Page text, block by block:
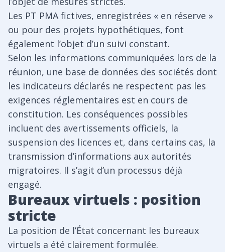
Les PT PMA fictives, enregistrées « en réserve »
ou pour des projets hypothétiques, font
également l’objet d’un suivi constant.
Selon les informations communiquées lors de la
réunion, une base de données des sociétés dont
les indicateurs déclarés ne respectent pas les
exigences réglementaires est en cours de
constitution. Les conséquences possibles
incluent des avertissements officiels, la
suspension des licences et, dans certains cas, la
transmission d’informations aux autorités
migratoires. Il s’agit d’un processus déjà
engagé.
Bureaux virtuels : position
stricte
La position de l’État concernant les bureaux
virtuels a été clairement formulée.